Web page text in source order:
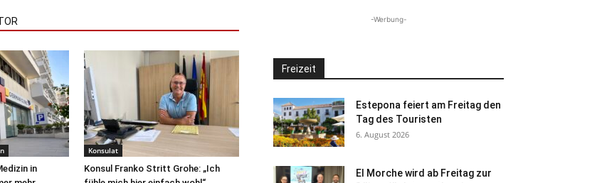
in
Konsulat
Konsul Franko Stritt Grohe: „Ich
-Werbung-
Freizeit
Estepona feiert am Freitag den
Tag des Touristen
6. August 2026
El Morche wird ab Freitag zur